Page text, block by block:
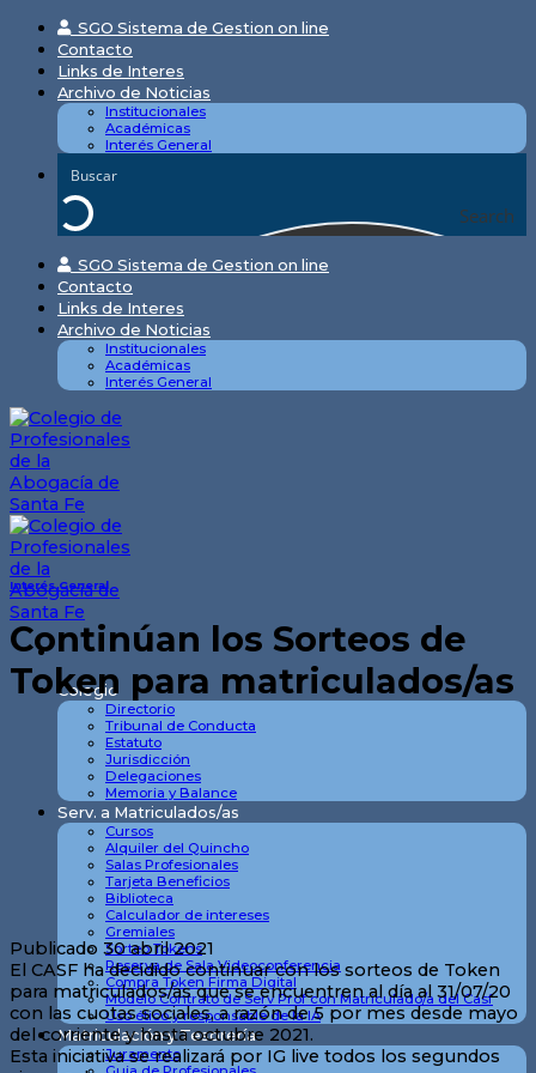
Skip
content
SGO Sistema de Gestion on line
Contacto
Links de Interes
Archivo de Noticias
Institucionales
Académicas
Interés General
Search
SGO Sistema de Gestion on line
Contacto
Links de Interes
Archivo de Noticias
Institucionales
Académicas
Interés General
Colegio
Directorio
Tribunal de Conducta
Estatuto
Jurisdicción
Delegaciones
Memoria y Balance
Serv. a Matriculados/as
Cursos
Alquiler del Quincho
Salas Profesionales
Tarjeta Beneficios
Biblioteca
Calculador de intereses
Gremiales
Sorteo Tokens
Reserva de Sala Videoconferencia
Compra Token Firma Digital
Modelo Contrato de Serv Prof con Matriculado/a del Casf
Uso ético y responsable de la IA
Matriculación y Tesorería
Juramento
Interés General
Continúan los Sorteos de
Token para matriculados/as
Publicado 30 abril 2021
El CASF ha decidido continuar con los sorteos de Token
para matriculados/as que se encuentren al día al 31/07/20
con las cuotas sociales, a razón de 5 por mes desde mayo
del corriente y hasta octubre 2021.
Esta iniciativa se realizará por IG live todos los segundos